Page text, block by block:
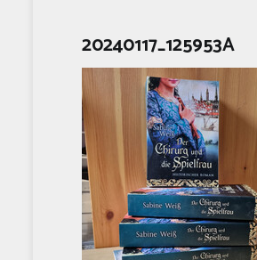
20240117_125953A